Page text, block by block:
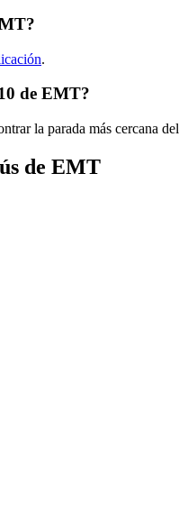
.
de EMT?
la parada más cercana
de EMT